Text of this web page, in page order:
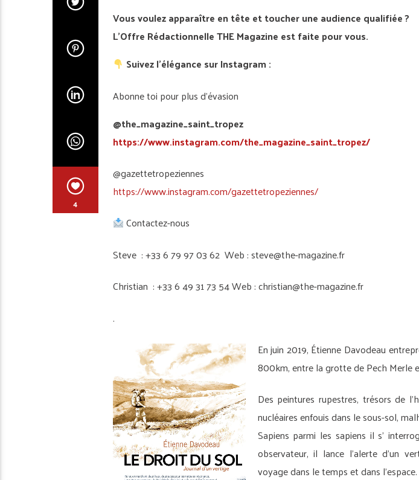
4
Vous voulez apparaître en tête et toucher une audience qualifiée ?
L’Offre Rédactionnelle THE Magazine est faite pour vous.
Suivez l’élégance sur Instagram :
Abonne toi pour plus d’évasion
@the_magazine_saint_tropez
https://www.instagram.com/the_magazine_saint_tropez/
@gazettetropeziennes
https://www.instagram.com/gazettetropeziennes/
Contactez-nous
Steve : +33 6 79 97 03 62 Web : steve@the-magazine.fr
Christian : +33 6 49 31 73 54 Web : christian@the-magazine.fr
.
En juin 2019, Étienne Davodeau
800km, entre la grotte de Pech Merle
Des peintures rupestres, trésors de
nucléaires enfouis dans le sous-sol,
Sapiens parmi les sapiens il s’
observateur, il lance l’alerte d’un
voyage dans le temps et dans l’espace.